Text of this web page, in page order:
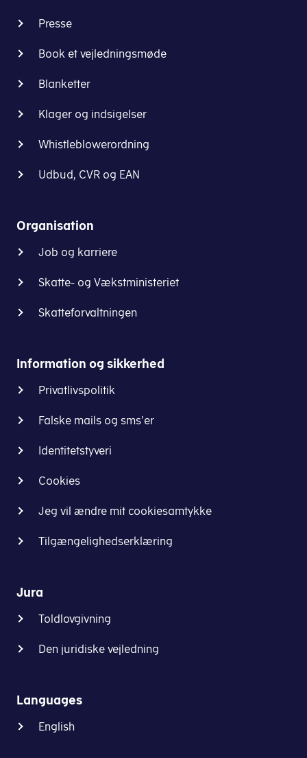
Presse
Book et vejledningsmøde
Blanketter
Klager og indsigelser
Whistleblowerordning
Udbud, CVR og EAN
Organisation
Job og karriere
Skatte- og Vækstministeriet
Skatteforvaltningen
Information og sikkerhed
Privatlivspolitik
Falske mails og sms'er
Identitetstyveri
Cookies
Jeg vil ændre mit cookiesamtykke
Tilgængelighedserklæring
Jura
Toldlovgivning
Den juridiske vejledning
Languages
English